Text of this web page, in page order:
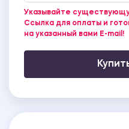
Указывайте
Ссылка для оплаты и
на указанный вами E-mail!